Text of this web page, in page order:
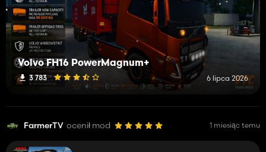
Volvo FH16 PowerMagnum+
3 783 6 lipca 2026
FarmerTV ocenił mod 1 miesiąc temu